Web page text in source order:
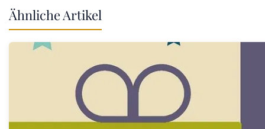
Ähnliche Artikel